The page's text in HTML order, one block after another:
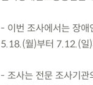
- 이번 조사에서는 장애
5.18.(월)부터 7.12.(일
- 조사는 전문 조사기관